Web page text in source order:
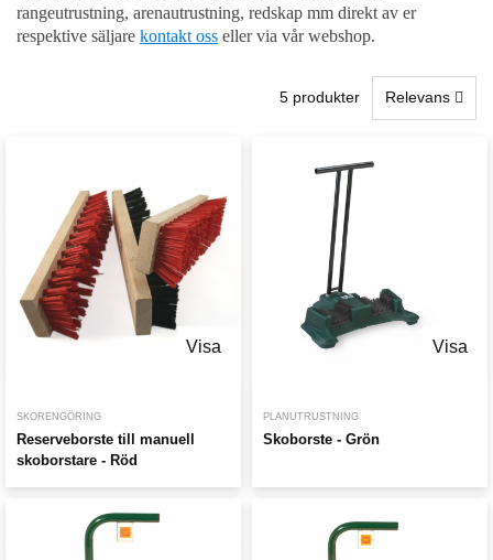
rangeutrustning, arenautrustning, redskap mm direkt av er
respektive säljare kontakt oss eller via vår webshop.
5 produkter Relevans
Visa
SKORENGÖRING
Reserveborste till manuell
skoborstare - Röd
Visa
PLANUTRUSTNING
Skoborste - Grön